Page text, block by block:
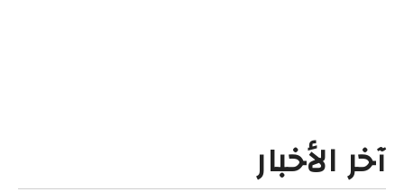
آخر الأخبار